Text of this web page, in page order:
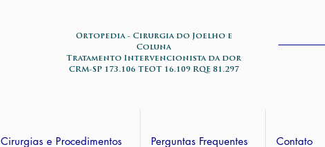
Ortopedia - Cirurgia do Joelho e
Coluna
Tratamento Intervencionista da dor
CRM-SP 173.106 TEOT 16.109 RQE 81.297
Cirurgias e Procedimentos Perguntas Frequentes Contato